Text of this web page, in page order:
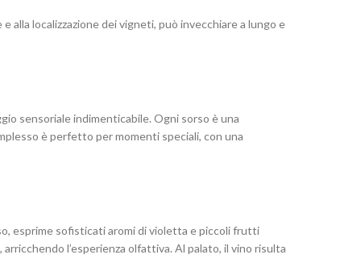
alla localizzazione dei vigneti, può invecchiare a lungo e
sensoriale indimenticabile. Ogni sorso è una
è perfetto per momenti speciali, con una
esprime sofisticati aromi di violetta e piccoli frutti
l’esperienza olfattiva. Al palato, il vino risulta